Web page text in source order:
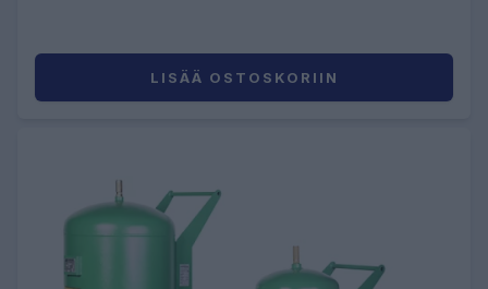
LISÄÄ OSTOSKORIIN